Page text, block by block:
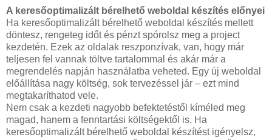
A keresőoptimalizált bérelhető weboldal készítés előnyei
Ha keresőoptimalizált bérelhető weboldal készítés mellett
döntesz, rengeteg időt és pénzt spórolsz meg a project
kezdetén. Ezek az oldalak reszponzívak, van, hogy már
teljesen fel vannak töltve tartalommal és akár már a
megrendelés napján használatba veheted. Egy új weboldal
előállítása nagy költség, sok tervezéssel jár – ezt mind
megtakaríthatod vele.
Nem csak a kezdeti nagyobb befektetéstől kíméled meg
magad, hanem a fenntartási költségektől is. Ha
keresőoptimalizált bérelhető weboldal készítést igényelsz,